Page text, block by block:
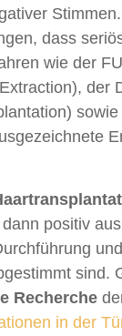
dass
wie der
der
positiv
sind.
Recherche
in der